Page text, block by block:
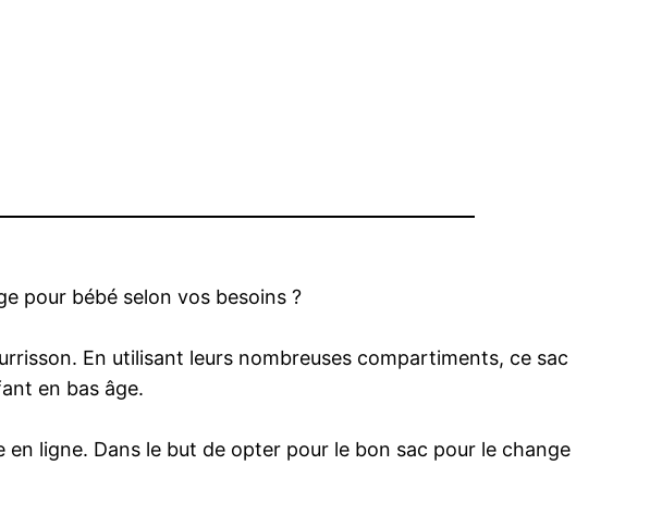
pour bébé selon vos besoins ?
En utilisant leurs nombreuses compartiments, ce sac
en bas âge.
ligne. Dans le but de opter pour le bon sac pour le change